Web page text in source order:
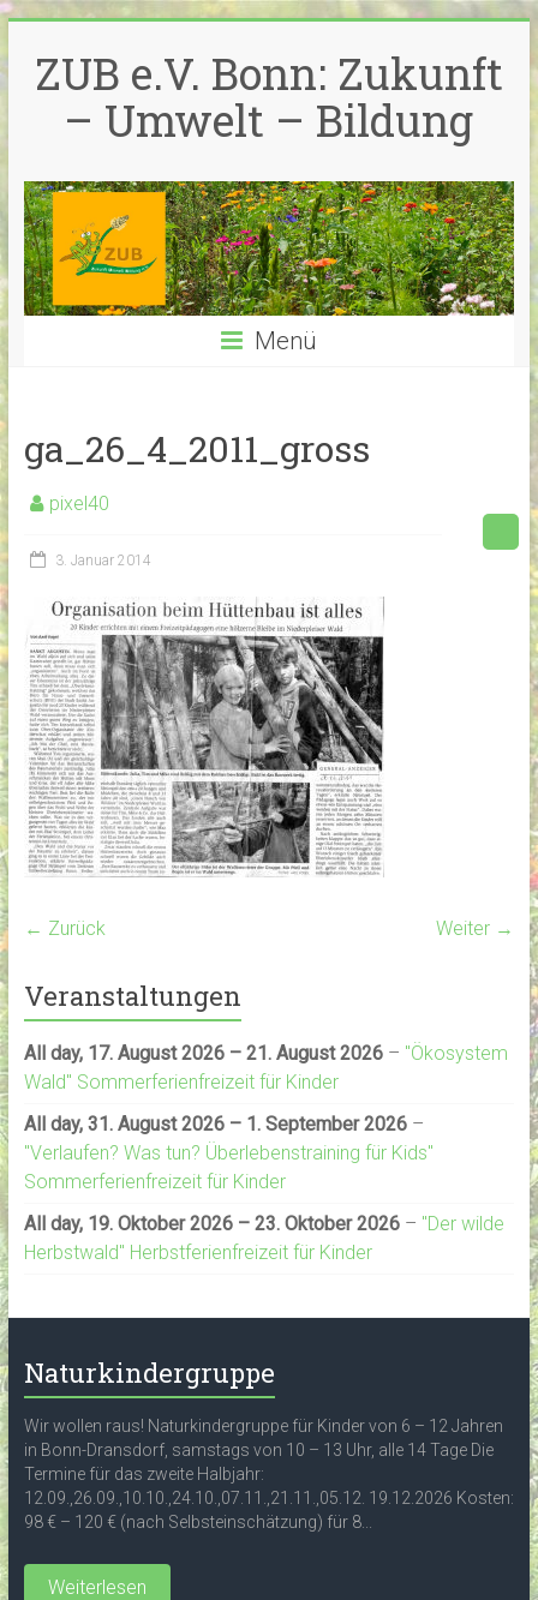
Inhalt
springen
ZUB e.V. Bonn: Zukunft
– Umwelt – Bildung
Menü
ga_26_4_2011_gross
pixel40
3. Januar 2014
← Zurück Weiter →
Veranstaltungen
All day, 17. August 2026 – 21. August 2026– "Ökosystem
Wald" Sommerferienfreizeit für Kinder
All day, 31. August 2026 – 1. September 2026–
"Verlaufen? Was tun? Überlebenstraining für Kids"
Sommerferienfreizeit für Kinder
All day, 19. Oktober 2026 – 23. Oktober 2026– "Der wilde
Herbstwald" Herbstferienfreizeit für Kinder
Naturkindergruppe
Wir wollen raus! Naturkindergruppe für Kinder von 6 – 12 Jahren
in Bonn-Dransdorf, samstags von 10 – 13 Uhr, alle 14 Tage Die
Termine für das zweite Halbjahr:
12.09.,26.09.,10.10.,24.10.,07.11.,21.11.,05.12. 19.12.2026 Kosten:
98 € – 120 € (nach Selbsteinschätzung) für 8...
Weiterlesen